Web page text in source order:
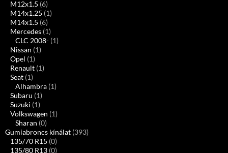
M12x1.5 (6)
M14x1.25 (1)
M14x1.5 (6)
Mercedes (1)
CLC 2008- (1)
Nissan (1)
Opel (1)
Renault (1)
Seat (1)
Alhambra (1)
Subaru (1)
Suzuki (1)
Volkswagen (1)
Sharan (0)
Gumiabroncs kínálat (393)
135/70 R15 (0)
135/80 R13 (0)